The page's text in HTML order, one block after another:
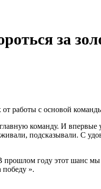
за
от работы с основой
команду. И
подсказывали. С
году этот шанс
победу ».